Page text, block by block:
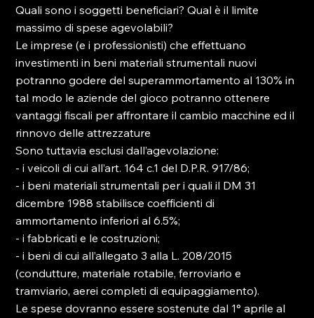
Quali sono i soggetti beneficiari? Qual è il limite
massimo di spese agevolabili?
Le imprese (e i professionisti) che effettuano
investimenti in beni materiali strumentali nuovi
potranno godere del superammortamento al 130% in
tal modo le aziende del gioco potranno ottenere
vantaggi fiscali per affrontare il cambio macchine ed il
rinnovo delle attrezzature
Sono tuttavia esclusi dall’agevolazione:
- i veicoli di cui all’art. 164 c.1 del D.P.R. 917/86;
- i beni materiali strumentali per i quali il DM 31
dicembre 1988 stabilisce coefficienti di
ammortamento inferiori al 6.5%;
- i fabbricati e le costruzioni;
- i beni di cui all’allegato 3 alla L. 208/2015
(condutture, materiale rotabile, ferroviario e
tramviario, aerei completi di equipaggiamento).
Le spese dovranno essere sostenute dal 1° aprile al